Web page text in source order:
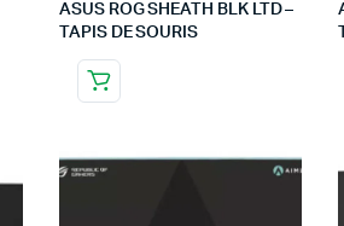
ASUS ROG SHEATH BLK LTD –
TAPIS DE SOURIS